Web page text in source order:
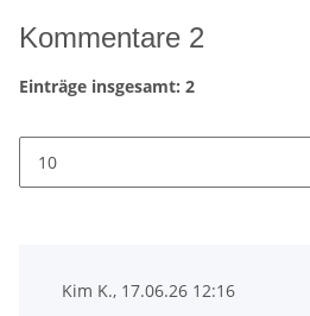
Kommentare 2
Einträge insgesamt: 2
Kim K., 17.06.26 12:16